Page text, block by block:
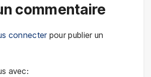
commentaire
connecterpour publier un
avec: